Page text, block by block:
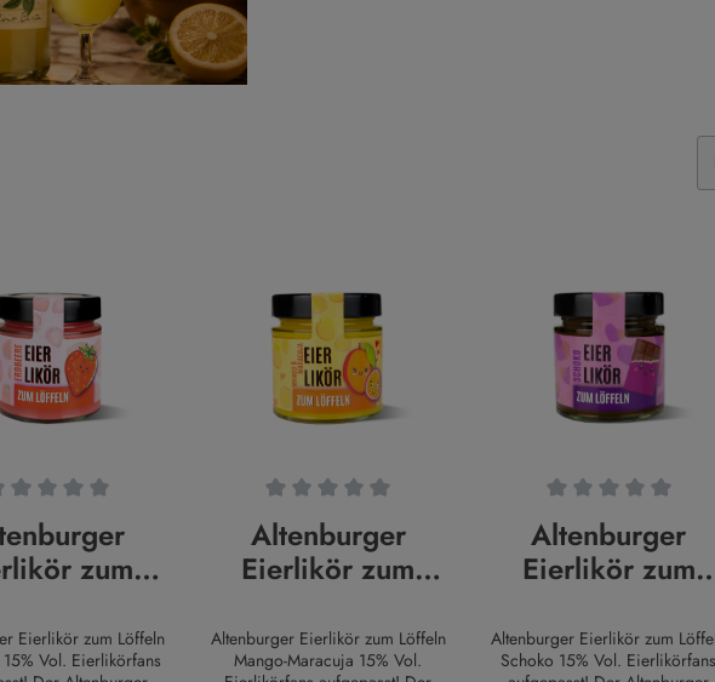
Bewertung von 0 von 5 Sternen
zum
Eierlikör zum Löffeln
Vol. Eierlikörfans
Durchschnittliche Bewertung von 0 von 5 Sternen
Altenburger
Eierlikör zum
Maracuja
Altenburger Eierlikör zum Löffeln
Mango-Maracuja 15% Vol.
Durchschnittliche
Altenburger
Eierlikör zum
Altenburger Eierlikör zum
Schoko 15% Vol. Eierlikörfans